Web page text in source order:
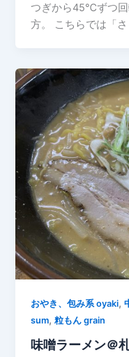
つぎから45℃ずつ回
方。 こちらでは「
おやき、包み系 oyaki,
sum,粒もん grain
味噌ラーメン＠